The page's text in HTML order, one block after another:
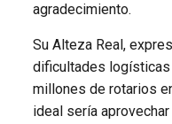
agradecimiento.
Su Alteza Real,
dificultades logísticas
millones de rotarios
ideal sería